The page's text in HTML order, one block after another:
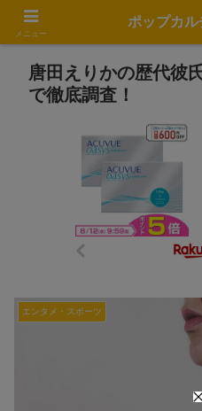
唐田えりかの歴代彼
で徹底調査！
エンタメ・スポーツ
メニュー
ポップカル